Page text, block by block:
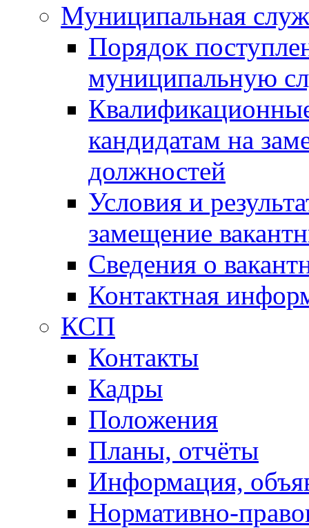
Муниципальная
Порядок
муниципальную
кандидатам на
должностей
Условия и
замещение
Сведения о
Контактная
КСП
Контакты
Кадры
Положения
Планы, отчёты
Информация,
Нормативно-